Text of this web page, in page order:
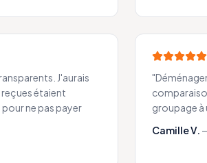
J'aurais
reçues étaient
ne pas payer
"
groupage à
Camille V.